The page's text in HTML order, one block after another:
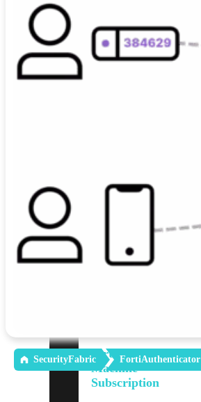
400FFortiGate-
401F
FortiGate-
600EFortiGate-
FortiGate-
FortiGate-
FortiGate-
VM16FortiGate-
Virtual
Machine
Subscription
SecurityFabric FortiAuthenticator